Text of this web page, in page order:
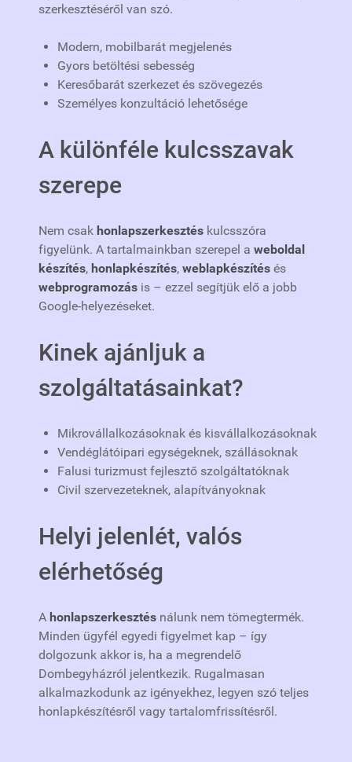
szerkesztéséről van szó.
Modern, mobilbarát megjelenés
Gyors betöltési sebesség
Keresőbarát szerkezet és szövegezés
Személyes konzultáció lehetősége
A különféle kulcsszavak
szerepe
Nem csak honlapszerkesztés kulcsszóra
figyelünk. A tartalmainkban szerepel a weboldal
készítés, honlapkészítés, weblapkészítés és
webprogramozás is – ezzel segítjük elő a jobb
Google-helyezéseket.
Kinek ajánljuk a
szolgáltatásainkat?
Mikrovállalkozásoknak és kisvállalkozásoknak
Vendéglátóipari egységeknek, szállásoknak
Falusi turizmust fejlesztő szolgáltatóknak
Civil szervezeteknek, alapítványoknak
Helyi jelenlét, valós
elérhetőség
A honlapszerkesztés nálunk nem tömegtermék.
Minden ügyfél egyedi figyelmet kap – így
dolgozunk akkor is, ha a megrendelő
Dombegyházról jelentkezik. Rugalmasan
alkalmazkodunk az igényekhez, legyen szó teljes
honlapkészítésről vagy tartalomfrissítésről.